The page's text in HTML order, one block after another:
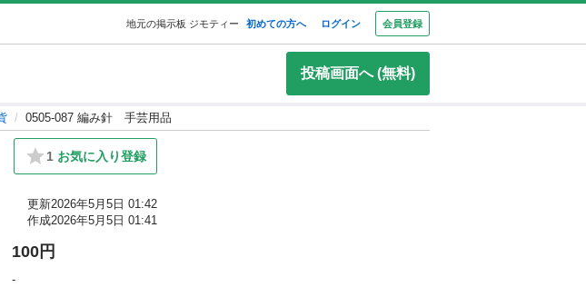
地元の掲示板 ジモティー 初めての方へ ログイン 会員登録
投稿画面へ (無料)
0505-087 編み針 手芸用品
1 お気に入り登録
更新2026年5月5日 01:42
作成2026年5月5日 01:41
100円
-